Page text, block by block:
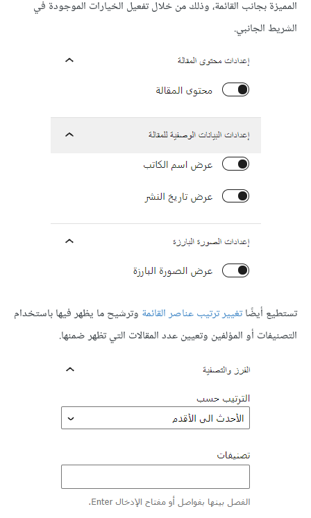
المميزة بجانب القائمة، وذلك من خلال تفعيل الخيارات الموجودة في
الشريط الجانبي.
تستطيع أيضًاتغيير ترتيب عناصر القائمة وترشيح ما يظهر فيها باستخدام
التصنيفات أو المؤلفين وتعيين عدد المقالات التي تظهر ضمنها.